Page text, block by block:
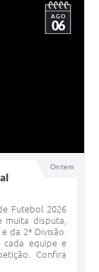
Ontem
AGO
06
Futebol 2026
disputa,
da 2ª Divisão.
equipe e
Confira